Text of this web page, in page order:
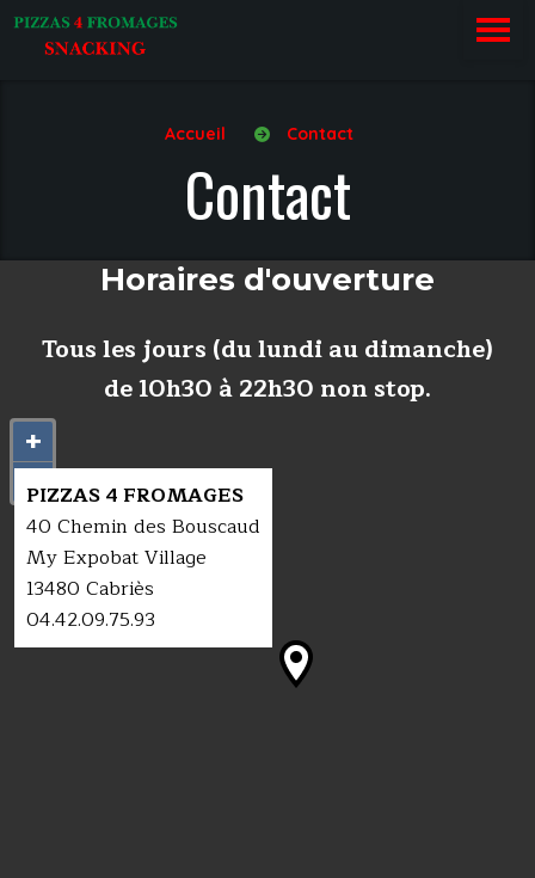
Accueil Contact
Contact
Horaires d'ouverture
Tous les jours (du lundi au dimanche)
de 10h30 à 22h30 non stop.
+
–
PIZZAS 4 FROMAGES
40 Chemin des Bouscaud
My Expobat Village
13480 Cabriès
04.42.09.75.93